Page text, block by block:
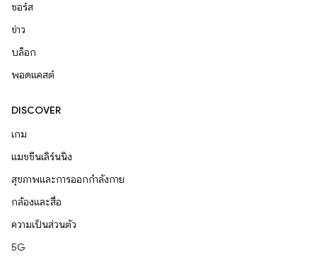
ซอร์ส
ข่าว
บล็อก
พอดแคสต์
DISCOVER
เกม
แมชชีนเลิร์นนิง
สุขภาพและการออกกำลังกาย
กล้องและสื่อ
ความเป็นส่วนตัว
5G